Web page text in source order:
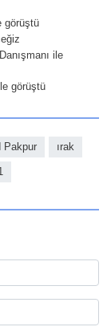
görüştü
ile
görüştü
Pakpur ırak